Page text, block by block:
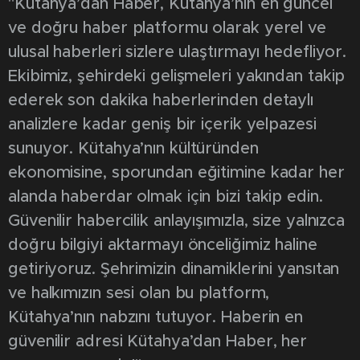
"Kütahya’dan Haber, Kütahya’nın en güncel
ve doğru haber platformu olarak yerel ve
ulusal haberleri sizlere ulaştırmayı hedefliyor.
Ekibimiz, şehirdeki gelişmeleri yakından takip
ederek son dakika haberlerinden detaylı
analizlere kadar geniş bir içerik yelpazesi
sunuyor. Kütahya’nın kültüründen
ekonomisine, sporundan eğitimine kadar her
alanda haberdar olmak için bizi takip edin.
Güvenilir habercilik anlayışımızla, size yalnızca
doğru bilgiyi aktarmayı önceliğimiz haline
getiriyoruz. Şehrimizin dinamiklerini yansıtan
ve halkımızın sesi olan bu platform,
Kütahya’nın nabzını tutuyor. Haberin en
güvenilir adresi Kütahya’dan Haber, her